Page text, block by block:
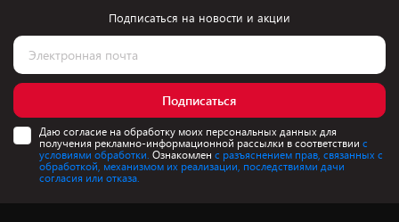
Подписаться на новости и акции
Подписаться
Даю согласие на обработку моих персональных данных для
получения рекламно-информационной рассылки в соответствии с
условиями обработки. Ознакомлен с разъяснением прав, связанных с
обработкой, механизмом их реализации, последствиями дачи
согласия или отказа.